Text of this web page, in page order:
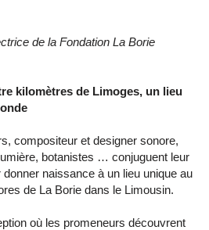
de la Fondation La Borie
kilomètres de Limoges, un lieu
compositeur et designer sonore,
botanistes … conjuguent leur
naissance à un lieu unique au
de La Borie dans le Limousin.
où les promeneurs découvrent